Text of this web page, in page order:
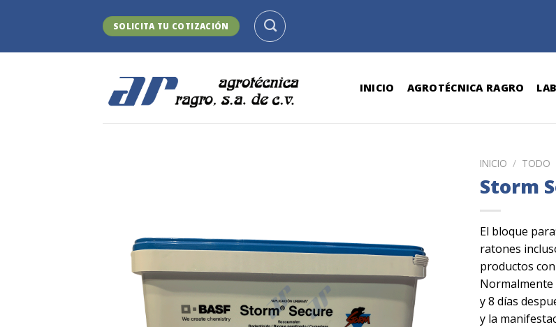
SOLICITA TU COTIZACIÓN
INICIO AGROTÉCNICA RAGRO
INICIO / TODO
Storm
El bloque
ratones
productos
y 8 días
y la